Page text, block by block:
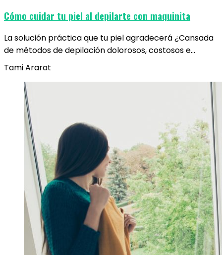
Cómo cuidar tu piel al depilarte con maquinita
La solución práctica que tu piel agradecerá ¿Cansada
de métodos de depilación dolorosos, costosos e…
Tami Ararat